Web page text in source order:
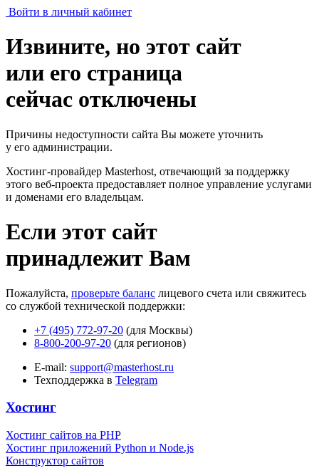
Войти в личный кабинет
Извините, но этот сайт
или его страница
сейчас отключены
Причины недоступности сайта Вы можете уточнить
у его администрации.
Хостинг-провайдер Masterhost, отвечающий за поддержку
этого веб-проекта предоставляет полное управление услугами
и доменами его владельцам.
Если этот сайт
принадлежит Вам
Пожалуйста, проверьте баланс лицевого счета или свяжитесь
со службой технической поддержки:
+7 (495) 772-97-20 (для Москвы)
8-800-200-97-20 (для регионов)
E-mail: support@masterhost.ru
Техподдержка в Telegram
Хостинг
Хостинг сайтов на PHP
Хостинг приложений Python и Node.js
Конструктор сайтов